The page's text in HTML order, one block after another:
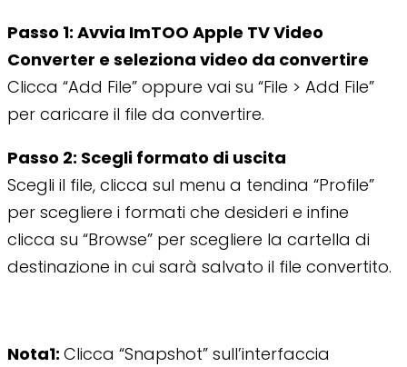
Passo 1: Avvia ImTOO Apple TV Video
Converter e seleziona video da convertire
Clicca “Add File” oppure vai su “File > Add File”
per caricare il file da convertire.
Passo 2: Scegli formato di uscita
Scegli il file, clicca sul menu a tendina “Profile”
per scegliere i formati che desideri e infine
clicca su “Browse” per scegliere la cartella di
destinazione in cui sarà salvato il file convertito.
Nota1: Clicca “Snapshot” sull’interfaccia